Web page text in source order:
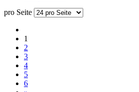
pro Seite
1
2
3
4
5
6